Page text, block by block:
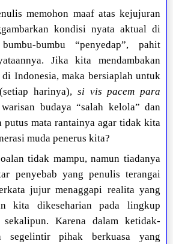
memohon maaf atas kejujuran
kondisi nyata aktual di
bumbu “penyedap”, pahit
Jika kita mendambakan
Indonesia, maka bersiaplah untuk
harinya), si vis pacem para
budaya “salah kelola” dan
putus mata rantainya agar tidak kita
muda penerus kita?
tidak mampu, namun tiadanya
penyebab yang penulis terangai
jujur menaggapi realita yang
kita dikeseharian pada lingkup
Karena dalam ketidak-
segelintir pihak berkuasa yang